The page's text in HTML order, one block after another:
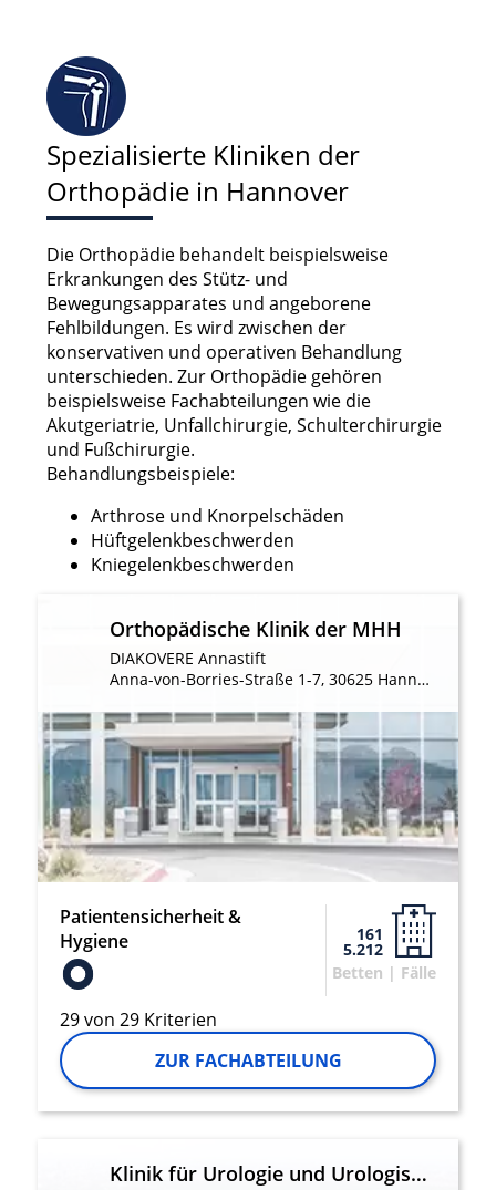
Spezialisierte Kliniken der
Orthopädie in Hannover
Die Orthopädie behandelt beispielsweise
Erkrankungen des Stütz- und
Bewegungsapparates und angeborene
Fehlbildungen. Es wird zwischen der
konservativen und operativen Behandlung
unterschieden. Zur Orthopädie gehören
beispielsweise Fachabteilungen wie die
Akutgeriatrie, Unfallchirurgie, Schulterchirurgie
und Fußchirurgie.
Behandlungsbeispiele:
Arthrose und Knorpelschäden
Hüftgelenkbeschwerden
Kniegelenkbeschwerden
Orthopädische Klinik der MHH
DIAKOVERE Annastift
Anna-von-Borries-Straße 1-7, 30625 Hannover
Patientensicherheit &
Hygiene
29 von 29 Kriterien
161
5.212
Betten | Fälle
ZUR FACHABTEILUNG
Klinik für Urologie und Urologische Onkologie
Verwendung von Profilen zur Auswahl
personalisierter Werbung
Erstellung von Profilen zur Personalisierung
von Inhalten
Verwendung von Profilen zur Auswahl
personalisierter Inhalte
Messung der Werbeleistung
Messung der Performance von Inhalten
Analyse von Zielgruppen durch Statistiken
oder Kombinationen von Daten aus
verschiedenen Quellen
Entwicklung und Verbesserung der
Angebote
Verwendung reduzierter Daten zur Auswahl
IAB-Besonderheiten:
Verwendung genauer Standortdaten
Geräte anhand von aktiv angeforderten
Informationen identifizieren
Nicht-IAB-Verarbeitungszwecke:
Notwendig
Performance
Funktional
Werbung